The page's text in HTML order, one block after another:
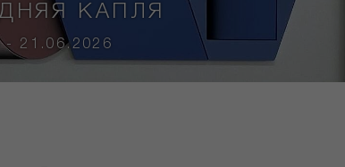
КАПЛЯ
- 21.06.2026